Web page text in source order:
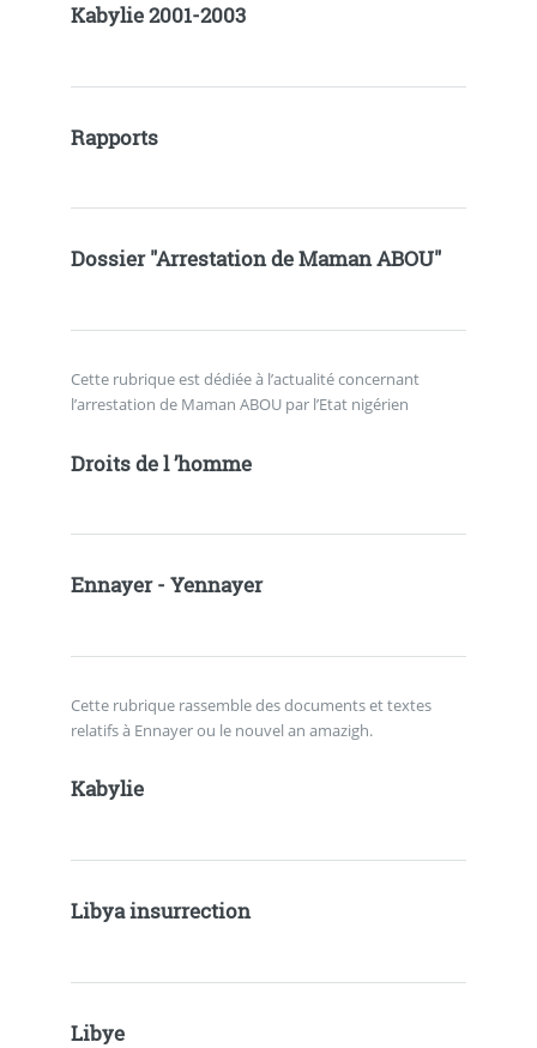
Kabylie 2001-2003
Rapports
Dossier "Arrestation de Maman ABOU"
Cette rubrique est dédiée à l’actualité concernant
l’arrestation de Maman ABOU par l’Etat nigérien
Droits de l ’homme
Ennayer - Yennayer
Cette rubrique rassemble des documents et textes
relatifs à Ennayer ou le nouvel an amazigh.
Kabylie
Libya insurrection
Libye